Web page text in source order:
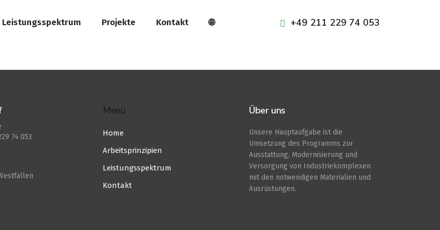
Leistungsspektrum Projekte Kontakt 🌐 +49 211 229 74 053
74 053
Menü
Home
Arbeitsprinzipien
Leistungsspektrum
Kontakt
Über uns
Unsere Hauptaufgabe ist die
Umsetzung des Programms zur
Ausstattung, Modernisierung und
Versorgung von Industriekomplexen
mit den notwendigen Materialien und
Ausrüstungen.